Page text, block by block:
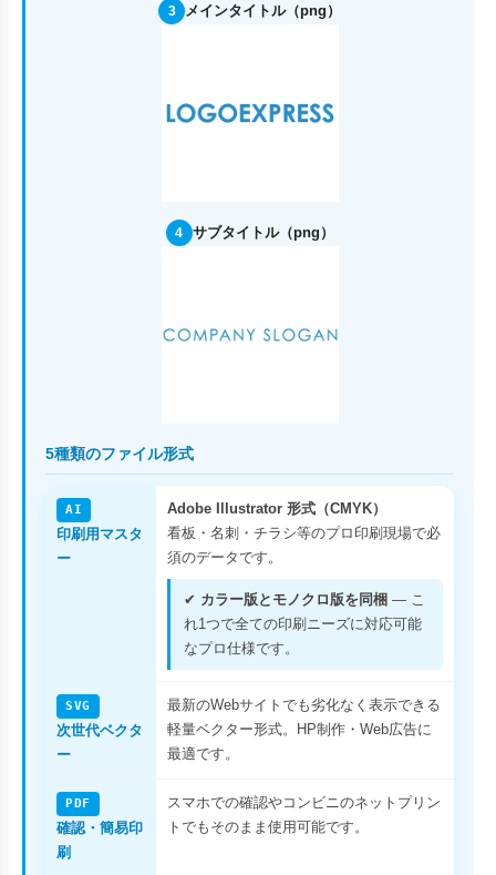
3 メインタイトル（png）
4 サブタイトル（png）
5種類のファイル形式
AI
印刷用マスタ
ー
Adobe Illustrator 形式（CMYK）
看板・名刺・チラシ等のプロ印刷現場で必
須のデータです。
✔ カラー版とモノクロ版を同梱 — こ
れ1つで全ての印刷ニーズに対応可能
なプロ仕様です。
SVG
次世代ベクタ
ー
最新のWebサイトでも劣化なく表示できる
軽量ベクター形式。HP制作・Web広告に
最適です。
PDF
確認・簡易印
刷
スマホでの確認やコンビニのネットプリン
トでもそのまま使用可能です。